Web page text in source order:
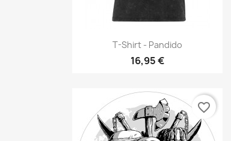
Vorschau
T-Shirt - Pandido
16,95 €
favorite_border